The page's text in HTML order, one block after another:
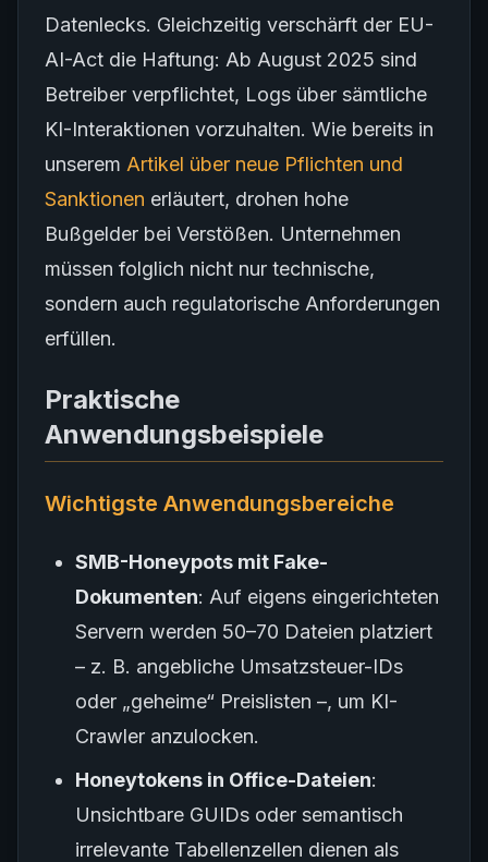
Datenlecks. Gleichzeitig verschärft der EU-
AI-Act die Haftung: Ab August 2025 sind
Betreiber verpflichtet, Logs über sämtliche
KI-Interaktionen vorzuhalten. Wie bereits in
unserem Artikel über neue Pflichten und
Sanktionen erläutert, drohen hohe
Bußgelder bei Verstößen. Unternehmen
müssen folglich nicht nur technische,
sondern auch regulatorische Anforderungen
erfüllen.
Praktische
Anwendungsbeispiele
Wichtigste Anwendungsbereiche
SMB-Honeypots mit Fake-
Dokumenten: Auf eigens eingerichteten
Servern werden 50–70 Dateien platziert
– z. B. angebliche Umsatzsteuer-IDs
oder „geheime“ Preislisten –, um KI-
Crawler anzulocken.
Honeytokens in Office-Dateien:
Unsichtbare GUIDs oder semantisch
irrelevante Tabellenzellen dienen als